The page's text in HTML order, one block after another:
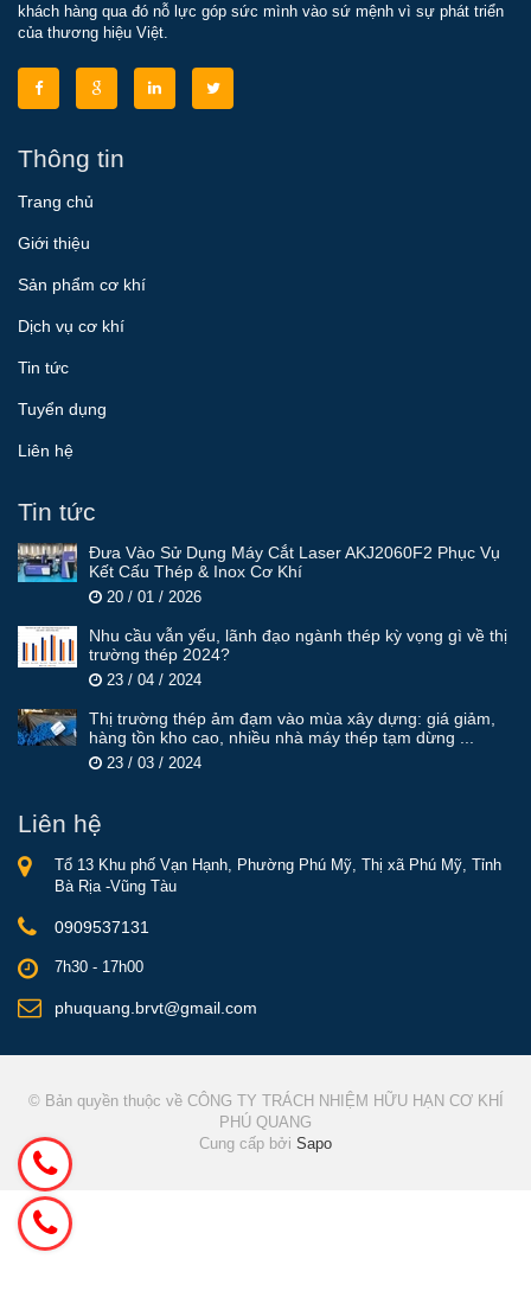
khách hàng qua đó nỗ lực góp sức mình vào sứ mệnh vì sự phát triển
của thương hiệu Việt.
Thông tin
Trang chủ
Giới thiệu
Sản phẩm cơ khí
Dịch vụ cơ khí
Tin tức
Tuyển dụng
Liên hệ
Tin tức
Đưa Vào Sử Dụng Máy Cắt Laser AKJ2060F2 Phục Vụ
Kết Cấu Thép & Inox Cơ Khí
20 / 01 / 2026
Nhu cầu vẫn yếu, lãnh đạo ngành thép kỳ vọng gì về thị
trường thép 2024?
23 / 04 / 2024
Thị trường thép ảm đạm vào mùa xây dựng: giá giảm,
hàng tồn kho cao, nhiều nhà máy thép tạm dừng ...
23 / 03 / 2024
Liên hệ
Tổ 13 Khu phố Vạn Hạnh, Phường Phú Mỹ, Thị xã Phú Mỹ, Tỉnh
Bà Rịa -Vũng Tàu
0909537131
7h30 - 17h00
phuquang.brvt@gmail.com
© Bản quyền thuộc về CÔNG TY TRÁCH NHIỆM HỮU HẠN CƠ KHÍ
PHÚ QUANG
Cung cấp bởi Sapo